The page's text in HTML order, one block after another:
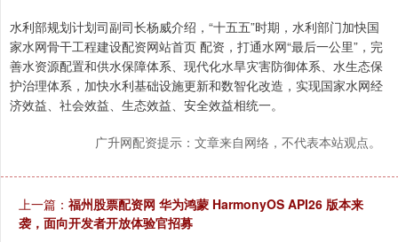
水利部规划计划司副司长杨威介绍，“十五五”时期，水利部门加快国
家水网骨干工程建设配资网站首页 配资，打通水网“最后一公里”，完
善水资源配置和供水保障体系、现代化水旱灾害防御体系、水生态保
护治理体系，加快水利基础设施更新和数智化改造，实现国家水网经
济效益、社会效益、生态效益、安全效益相统一。
广升网配资提示：文章来自网络，不代表本站观点。
上一篇： 福州股票配资网 华为鸿蒙 HarmonyOS API26 版本来
袭，面向开发者开放体验官招募